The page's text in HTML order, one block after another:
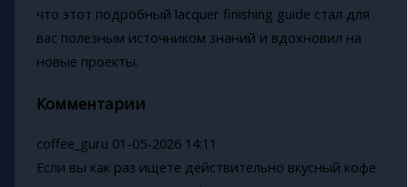
что этот подробный lacquer finishing guide стал для
вас полезным источником знаний и вдохновил на
новые проекты.
Комментарии
coffee_guru 01-05-2026 14:11
Если вы как раз ищете действительно вкусный кофе